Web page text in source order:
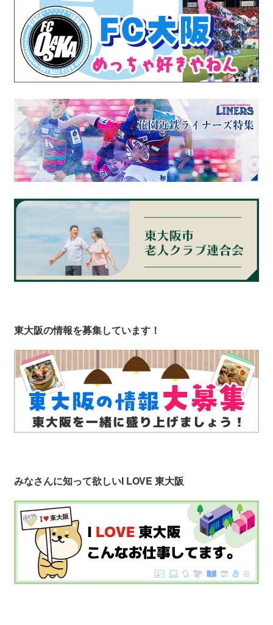
東大阪の情報を募集しています！
みなさんに知って欲しいI LOVE 東大阪